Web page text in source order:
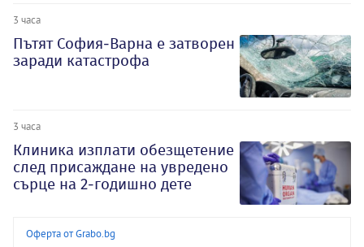
3 часа
Пътят София-Варна е затворен
заради катастрофа
3 часа
Клиника изплати обезщетение
след присаждане на увредено
сърце на 2-годишно дете
Оферта от Grabo.bg